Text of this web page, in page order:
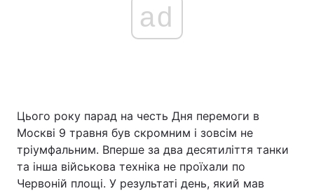
Україна Політика
Економіка Світ
Спорт Наука
ad
Цього року парад на честь Дня перемоги в
Москві 9 травня був скромним і зовсім не
тріумфальним. Вперше за два десятиліття танки
та інша військова техніка не проїхали по
Червоній площі. У результаті день, який мав